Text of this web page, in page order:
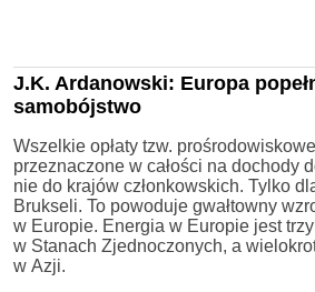
J.K. Ardanowski: Europa
samobójstwo
Wszelkie opłaty tzw.
przeznaczone w całości na dochody
nie do krajów członkowskich. Tylko
Brukseli. To powoduje gwałtowny
w Europie. Energia w Europie jest
w Stanach Zjednoczonych, a
w Azji.